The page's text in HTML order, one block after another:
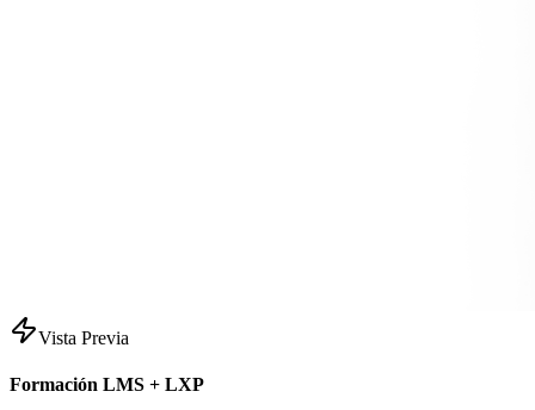
Vista Previa
Formación LMS + LXP